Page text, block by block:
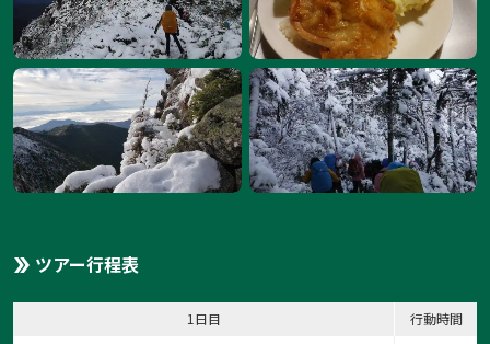
ツアー行程表
1日目 行動時間